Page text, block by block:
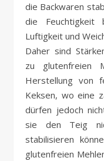
die Backwaren
die Feuchtigkeit
Luftigkeit und
Daher sind
zu glutenfreien
Herstellung von
Keksen, wo eine
dürfen jedoch
sie den Teig
stabilisieren
glutenfreien